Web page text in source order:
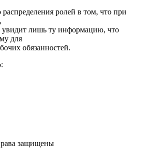
ролей в том, что при
увидит лишь ту информацию, что
для
обязанностей.
защищены